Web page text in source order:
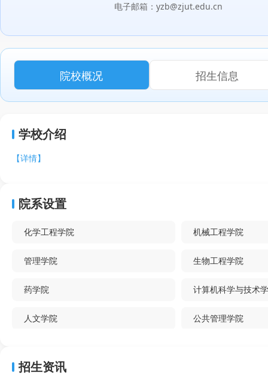
电子邮箱：yzb@zjut.edu.cn
院校概况 招生信息
学校介绍
【详情】
院系设置
化学工程学院 机械工程学院
管理学院 生物工程学院
药学院 计算机科学与技术
人文学院 公共管理学院
材料科学与工程学院
招生资讯